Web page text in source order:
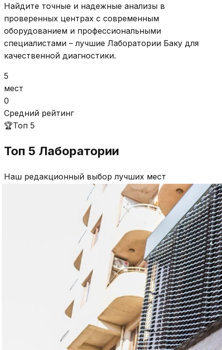
Найдите точные и надежные анализы в
проверенных центрах с современным
оборудованием и профессиональными
специалистами – лучшие Лаборатории Баку для
качественной диагностики.
5
мест
0
Средний рейтинг
🏆Топ 5
Топ 5 Лаборатории
Наш редакционный выбор лучших мест